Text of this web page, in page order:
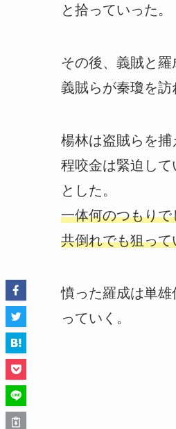
と拾っていった。
その後、義賊と羅
義賊らが秦瓊を訪
楊林は盗賊らを捕
程咬金は緊迫し
とした。
一体何のつもり
共倒れでも狙っ
憤った羅成は単
っていく。